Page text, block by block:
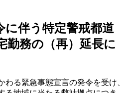
に伴う特定警戒都道
勤務の（再）延長に
わる緊急事態宣言の発令を受け、